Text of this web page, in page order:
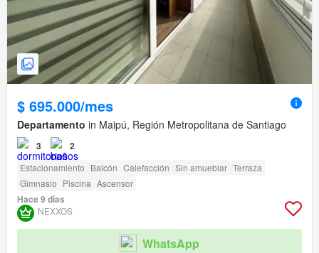
$ 695.000/mes
Departamento in Maipú, Región Metropolitana de Santiago
3 2
Estacionamiento Balcón Calefacción Sin amueblar Terraza
Gimnasio Piscina Ascensor
Hace 9 días
NEXXOS
WhatsApp